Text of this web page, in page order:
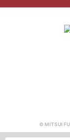
© MITSUI